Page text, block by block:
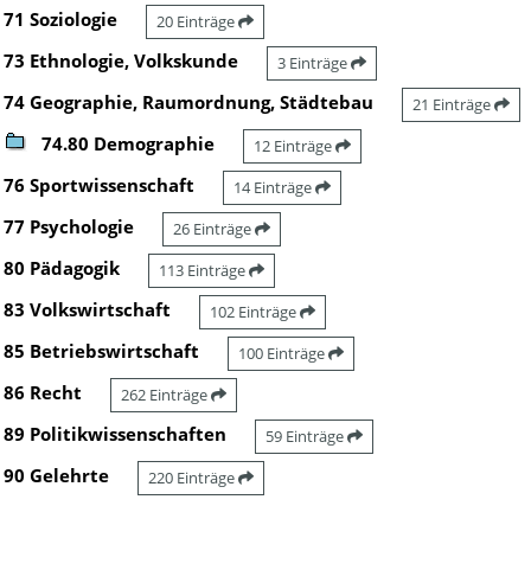
71 Soziologie 20 Einträge
73 Ethnologie, Volkskunde 3 Einträge
74 Geographie, Raumordnung, Städtebau 21 Einträge
74.80 Demographie 12 Einträge
76 Sportwissenschaft 14 Einträge
77 Psychologie 26 Einträge
80 Pädagogik 113 Einträge
83 Volkswirtschaft 102 Einträge
85 Betriebswirtschaft 100 Einträge
86 Recht 262 Einträge
89 Politikwissenschaften 59 Einträge
90 Gelehrte 220 Einträge